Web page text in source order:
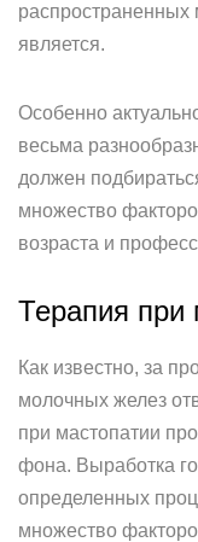
распространенных
является.
Особенно
весьма
должен
множество
возраста и
Терапия при
Как известно, за
молочных желез
при мастопатии
фона. Выработка
определенных
множество